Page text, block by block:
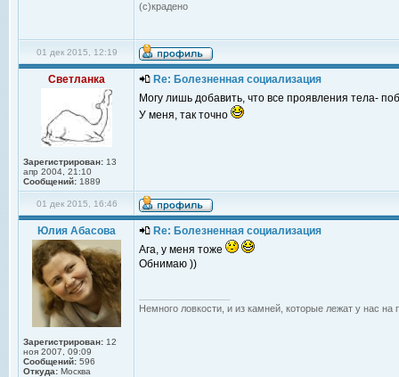
(с)крадено
01 дек 2015, 12:19
Светланка
Зарегистрирован: 13
апр 2004, 21:10
Сообщений: 1889
Re: Болезненная социализация
Могу лишь добавить, что все проявления тела-
У меня, так точно
01 дек 2015, 16:46
Юлия Абасова
Зарегистрирован: 12
ноя 2007, 09:09
Сообщений: 596
Откуда: Москва
Re: Болезненная социализация
Ага, у меня тоже
Обнимаю ))
Немного ловкости, и из камней, которые лежат у нас на